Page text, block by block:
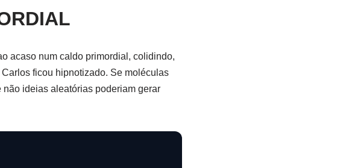
acaso num caldo primordial, colidindo,
ficou hipnotizado. Se moléculas
ideias aleatórias poderiam gerar